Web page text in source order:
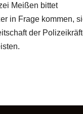
Meißen bittet
in Frage kommen,
der